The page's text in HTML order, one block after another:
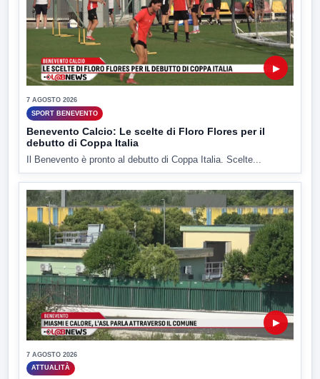
▶
7 AGOSTO 2026
SPORT BENEVENTO
Benevento Calcio: Le scelte di Floro Flores per il
debutto di Coppa Italia
Il Benevento è pronto al debutto di Coppa Italia. Scelte...
▶
7 AGOSTO 2026
ATTUALITÀ